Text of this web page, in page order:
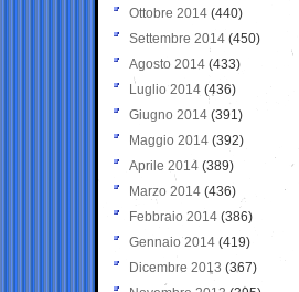
Ottobre 2014 (440)
Settembre 2014 (450)
Agosto 2014 (433)
Luglio 2014 (436)
Giugno 2014 (391)
Maggio 2014 (392)
Aprile 2014 (389)
Marzo 2014 (436)
Febbraio 2014 (386)
Gennaio 2014 (419)
Dicembre 2013 (367)